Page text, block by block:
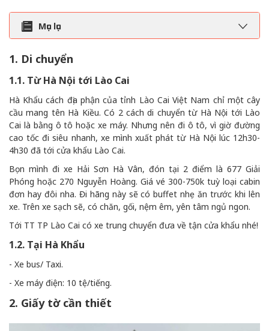
Mục lục
1. Di chuyển
1.1. Từ Hà Nội tới Lào Cai
Hà Khẩu cách địa phận của tỉnh Lào Cai Việt Nam chỉ một cây
cầu mang tên Hà Kiều. Có 2 cách di chuyển từ Hà Nội tới Lào
Cai là bằng ô tô hoặc xe máy. Nhưng nên đi ô tô, vì giờ đường
cao tốc đi siêu nhanh, xe mình xuất phát từ Hà Nội lúc 12h30-
4h30 đã tới cửa khẩu Lào Cai.
Bọn mình đi xe Hải Sơn Hà Vân, đón tại 2 điểm là 677 Giải
Phóng hoặc 270 Nguyễn Hoàng. Giá vé 300-750k tuỳ loại cabin
đơn hay đôi nha. Đi hãng này sẽ có buffet nhẹ ăn trước khi lên
xe. Trên xe sạch sẽ, có chăn, gối, nệm êm, yên tâm ngủ ngon.
Tới TT TP Lào Cai có xe trung chuyển đưa về tận cửa khẩu nhé!
1.2. Tại Hà Khẩu
- Xe bus/ Taxi.
- Xe máy điện: 10 tệ/tiếng.
2. Giấy tờ cần thiết